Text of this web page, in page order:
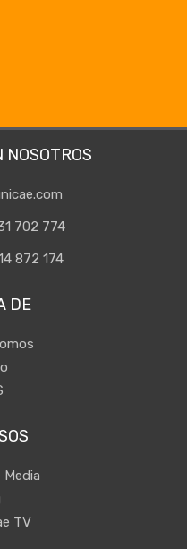
NOSOTROS
702 774
872 174
DE
Media
TV